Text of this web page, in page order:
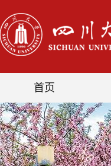
首页